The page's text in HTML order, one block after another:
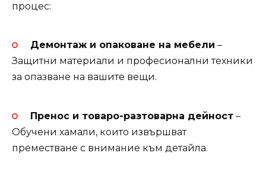
процес:
Демонтаж и опаковане на мебели –
Защитни материали и професионални техники
за опазване на вашите вещи.
Пренос и товаро-разтоварна дейност–
Обучени хамали, които извършват
преместване с внимание към детайла.